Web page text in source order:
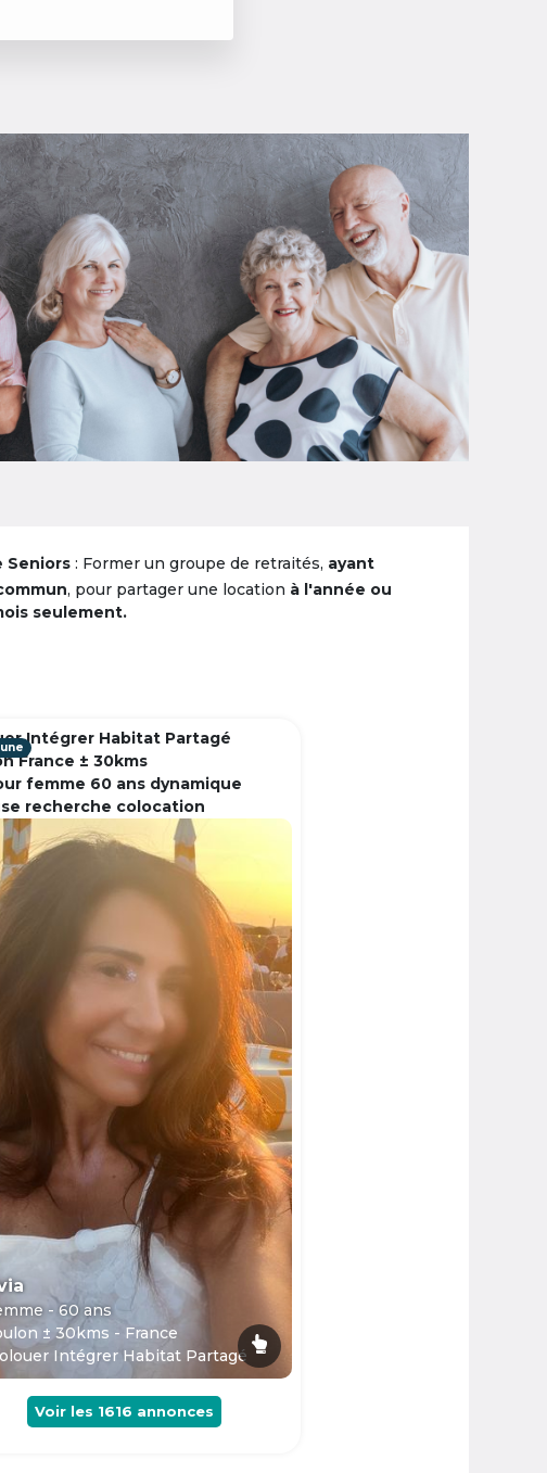
Seniors : Former un groupe de retraités, ayant
, pour partager une location à l'année ou
seulement.
Intégrer Habitat Partagé
France ± 30kms
femme 60 ans dynamique
recherche colocation
- 60ans
± 30kms - France
Intégrer Habitat Partagé
Voir les 1616 annonces